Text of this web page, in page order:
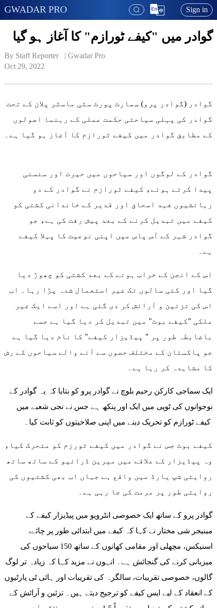
GWADAR PRO Sign in
گوادر میں "کیفے ٹورازم" کا آغاز ہو گیا
By Staff Reporter   | Gwadar Pro
Oct 29, 2022
گوادر (گوادر پرو) سمارٹ پورٹ سٹی ماسٹر پلان کے تحت
گوادر کی پہلی سیاحتی حکمت عملی کے رہنما اصولوں
کے مطابق گوادر میں کیفے ٹورازم کا آغاز ہو گیا ہے۔
گوادر کے لوگوں اور سیاحوں میں حیرت اور سنسنی
پیدا کرتے ہوئے، کیفے ٹورازم نے گوادر کے دو
رہائشیوں فہد اسحاق اور قدیر کے خاندانی کشتی کو
کیفے میں تبدیل کرنے کے بعد پیش رفت کی ہے، جو
گوادر شہر کے آس پاس میں اپنی نوعیت کا پہلا کیفے
ہے۔
اس کے انجن کے خراب ہونے کے بعد کشتی کو چھوڑ دیا
گیا اور کئی سالوں تک غیر استعمال شدہ پڑا رہا۔ اب
اس کی تزئین و آرائش کر دی گئی ہے اور اسے ایک غیر
ملکی "کیفے بوٹ" میں تبدیل کر دیا گیا ہے جسے
باضابطہ طور پر " پیڈیزار کیفے" کا نام دیا گیا ہے
جو پاکستان کے مختلف حصوں سے آنے والے سیاحوں کے رش
کا مشاہدہ کر رہا ہے۔
ایک سماجی کارکن رحیم بلوچ نے گوادر پرو کو بتایا کہ یہ گوادر کے
نوجوانوں کی ٹوپی میں ایک اور پنکھ ہے جس نے نجی شعبے میں
کیفے بوٹ جس نے گوادر میں کیفے ٹورزم کو متحرک کیا،
وہ پیڈیزار کے علاقے میں میرین ڈرائیو کے ساتھ ساتھ
روایتی شپ یارڈ میں واقع ہے جہاں اب بھی کشتیوں کی
روایتی طور پر مرمت کی جا رہی ہے۔
گوادر پرو کے ساتھ ایک خصوصی انٹرویو میں پیڈیزار کیفے کے
مینیجر شی مختار نے کہا کہ کیفے میں ابتدائی طور پر چائے،
اسنیکس، مچھلی اور مقامی کھانوں کے ساتھ 150 سیاحوں کی
میزبانی کرنے کی گنجائش ہے۔ انہوں نے مزید کہا کہ زیادہ تر لوگ
گالوں، خصوصی تقریبات، سالگرہ کی تقریبات اور ہائی ٹی پارٹیوں
کے انعقاد کے لیے ایس کیفے کو ترجیح دیتے ہیں۔ تزئین و آرائش کے